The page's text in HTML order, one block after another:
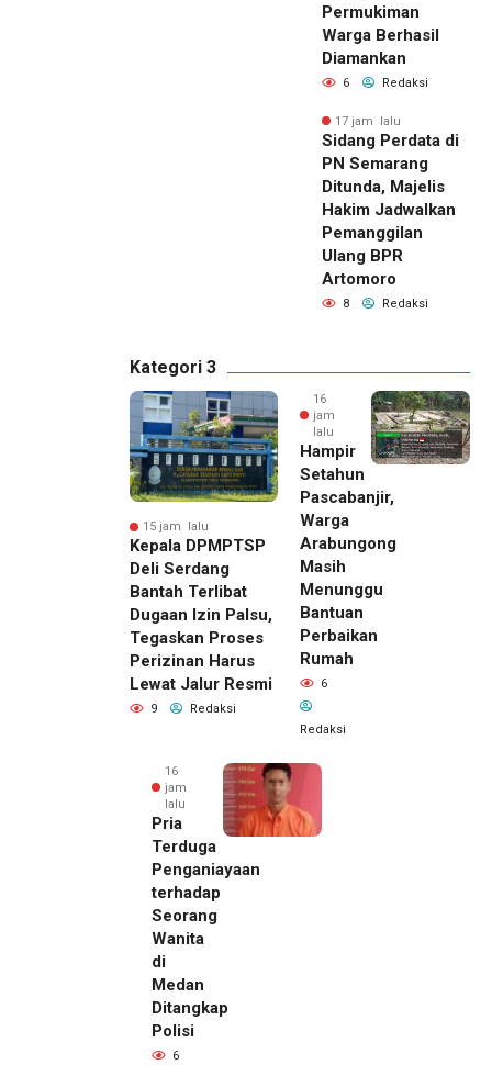
Permukiman
Warga Berhasil
Diamankan
6 Redaksi
17 jam lalu
Sidang Perdata di
PN Semarang
Ditunda, Majelis
Hakim Jadwalkan
Pemanggilan
Ulang BPR
Artomoro
8 Redaksi
Kategori 3
15 jam lalu
Kepala DPMPTSP
Deli Serdang
Bantah Terlibat
Dugaan Izin Palsu,
Tegaskan Proses
Perizinan Harus
Lewat Jalur Resmi
9 Redaksi
16
jam
lalu
Hampir
Setahun
Pascabanjir,
Warga
Arabungong
Masih
Menunggu
Bantuan
Perbaikan
Rumah
6
Redaksi
16
jam
lalu
Pria
Terduga
Penganiayaan
terhadap
Seorang
Wanita
di
Medan
Ditangkap
Polisi
6